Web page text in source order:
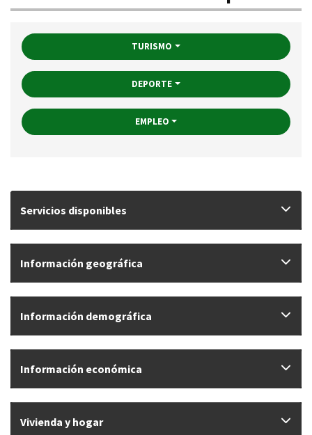
TURISMO
DEPORTE
EMPLEO
Servicios disponibles
Información geográfica
Información demográfica
Información económica
Vivienda y hogar